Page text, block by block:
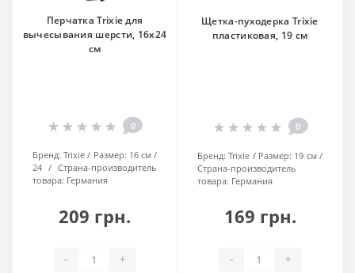
Перчатка Trixie для
вычесывания шерсти, 16х24
см
0
Бренд: Trixie Размер: 16 см /
24
Страна-производитель
товара: Германия
209 грн.
- +
Щетка-пуходерка Trixie
пластиковая, 19 см
0
Бренд: Trixie Размер: 19 см
Страна-производитель
товара: Германия
169 грн.
- +